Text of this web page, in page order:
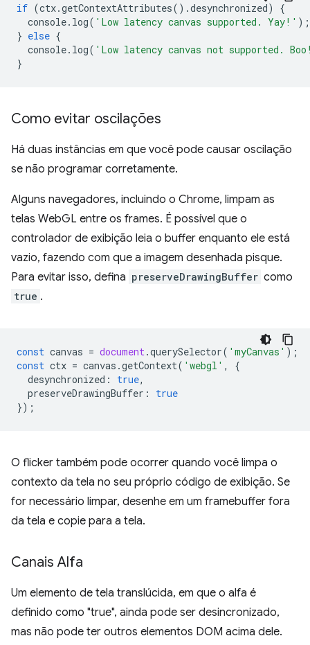
if (ctx.getContextAttributes().desynchronized)
{
console. log( 'Low latency canvas supported. Yay!' );
} else {
console. log( 'Low latency canvas not supported.
}
Como evitar oscilações
Há duas instâncias em que você pode causar oscilação
se não programar corretamente.
Alguns navegadores, incluindo o Chrome, limpam as
telas WebGL entre os frames. É possível que o
controlador de exibição leia o buffer enquanto ele está
vazio, fazendo com que a imagem desenhada pisque.
Para evitar isso, defina preserveDrawingBuffer como
true .
const canvas = document.querySelector( 'myCanvas' );
const ctx = canvas .getContext( 'webgl' ,
{
desynchronized : true,
preserveDrawingBuffer :
true
});
O flicker também pode ocorrer quando você limpa o
contexto da tela no seu próprio código de exibição. Se
for necessário limpar, desenhe em um framebuffer fora
da tela e copie para a tela.
Canais Alfa
Um elemento de tela translúcida, em que o alfa é
definido como "true", ainda pode ser desincronizado,
mas não pode ter outros elementos DOM acima dele.